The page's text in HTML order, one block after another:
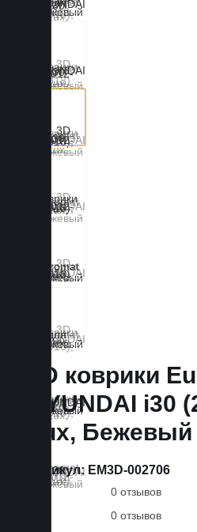
3D коврики
HYUNDAI i30
Lux, Бежевый
Артикул: EM3D-002706
0 отзывов
0 отзывов